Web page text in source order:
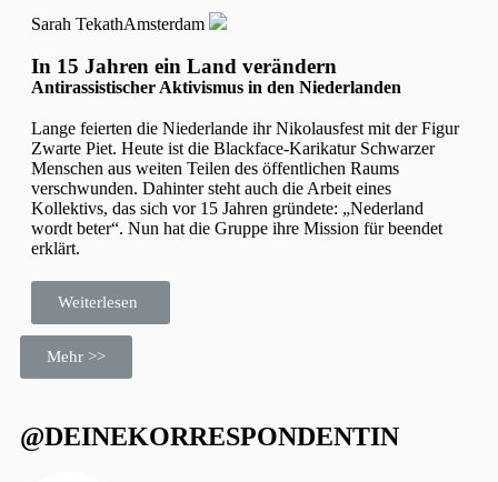
Sarah TekathAmsterdam
In 15 Jahren ein Land verändern
Antirassistischer Aktivismus in den Niederlanden
Lange feierten die Niederlande ihr Nikolausfest mit der Figur
Zwarte Piet. Heute ist die Blackface-Karikatur Schwarzer
Menschen aus weiten Teilen des öffentlichen Raums
verschwunden. Dahinter steht auch die Arbeit eines
Kollektivs, das sich vor 15 Jahren gründete: „Nederland
wordt beter“. Nun hat die Gruppe ihre Mission für beendet
erklärt.
Weiterlesen
Mehr >>
@DEINEKORRESPONDENTIN